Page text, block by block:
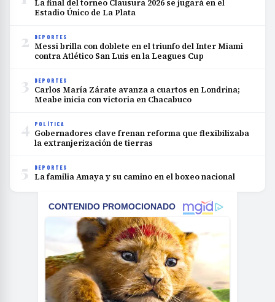
La final del torneo Clausura 2026 se jugará en el
Estadio Único de La Plata
2 DEPORTES
Messi brilla con doblete en el triunfo del Inter Miami
contra Atlético San Luis en la Leagues Cup
3 DEPORTES
Carlos María Zárate avanza a cuartos en Londrina;
Meabe inicia con victoria en Chacabuco
4 POLÍTICA
Gobernadores clave frenan reforma que flexibilizaba
la extranjerización de tierras
5 DEPORTES
La familia Amaya y su camino en el boxeo nacional